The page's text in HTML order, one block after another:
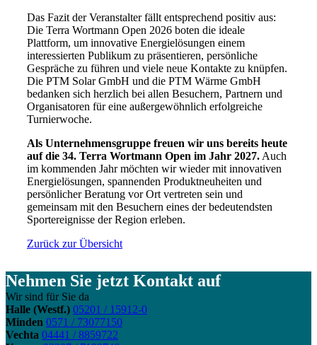
Das Fazit der Veranstalter fällt entsprechend positiv aus:
Die Terra Wortmann Open 2026 boten die ideale
Plattform, um innovative Energielösungen einem
interessierten Publikum zu präsentieren, persönliche
Gespräche zu führen und viele neue Kontakte zu knüpfen.
Die PTM Solar GmbH und die PTM Wärme GmbH
bedanken sich herzlich bei allen Besuchern, Partnern und
Organisatoren für eine außergewöhnlich erfolgreiche
Turnierwoche.
Als Unternehmensgruppe freuen wir uns bereits heute
auf die 34. Terra Wortmann Open im Jahr 2027. Auch
im kommenden Jahr möchten wir wieder mit innovativen
Energielösungen, spannenden Produktneuheiten und
persönlicher Beratung vor Ort vertreten sein und
gemeinsam mit den Besuchern eines der bedeutendsten
Sportereignisse der Region erleben.
Zurück zur Übersicht
Nehmen Sie jetzt Kontakt auf
Wir sind für Sie da
Halle (Westf.) 05201 / 15912-0
Minden 0571 / 73077150
Vechta 04441 / 8859722